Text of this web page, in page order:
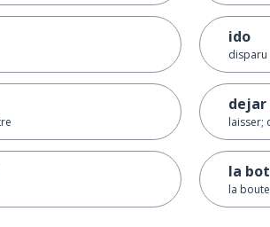
ido
disparu
dejar
laisser;
la
la